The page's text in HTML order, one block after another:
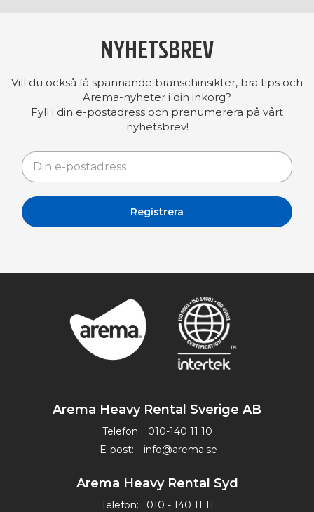
NYHETSBREV
Vill du också få spännande branschinsikter, bra tips och
Arema-nyheter i din inkorg?
Fyll i din e-postadress och prenumerera på vårt
nyhetsbrev!
Arema Heavy Rental Sverige AB
Telefon:
010-140 11 10
E-post:
info@arema.se
Arema Heavy Rental Syd
Telefon: 010 - 140 11 11